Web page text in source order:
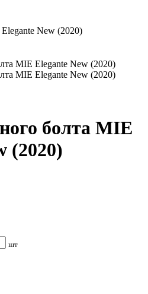
New (2020)
болта MIE
(2020)
шт